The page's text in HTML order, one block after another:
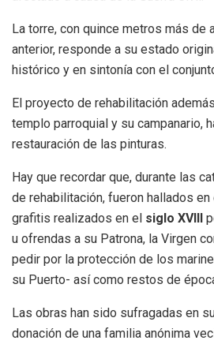
La torre, con quince metros más de
anterior, responde a su estado
histórico y en sintonía con el
El proyecto de rehabilitación
templo parroquial y su campanario,
restauración de las pinturas.
Hay que recordar que, durante las
de rehabilitación, fueron hallados
grafitis realizados en el siglo XVIII
u ofrendas a su Patrona, la Virgen
pedir por la protección de los
su Puerto- así como restos de
Las obras han sido sufragadas en
donación de una familia anónima